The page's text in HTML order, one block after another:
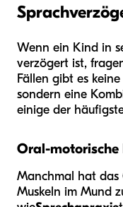
Wenn ein Kind in
verzögert ist,
Fällen gibt es
sondern eine
einige der
Oral-motorische
Manchmal hat das
Muskeln im Mund